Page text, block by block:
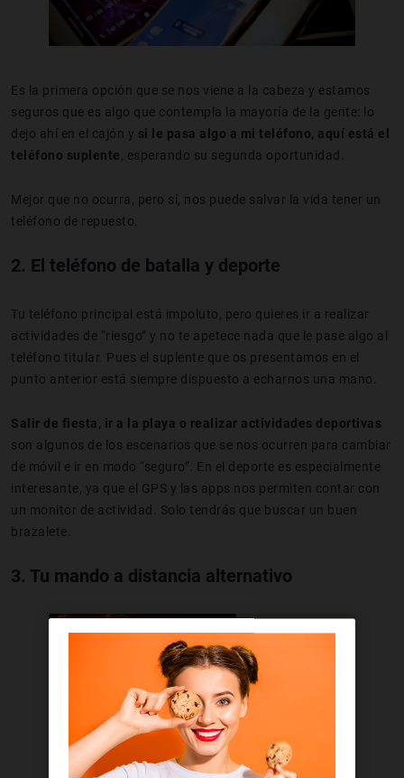
Es la primera opción que se nos viene a la cabeza y estamos
seguros que es algo que contempla la mayoría de la gente: lo
dejo ahí en el cajón y si le pasa algo a mi teléfono, aquí está el
teléfono suplente , esperando su segunda oportunidad.
Mejor que no ocurra, pero sí, nos puede salvar la vida tener un
teléfono de repuesto.
2. El teléfono de batalla y deporte
Tu teléfono principal está impoluto, pero quieres ir a realizar
actividades de “riesgo” y no te apetece nada que le pase algo al
teléfono titular. Pues el suplente que os presentamos en el
punto anterior está siempre dispuesto a echarnos una mano.
Salir de fiesta, ir a la playa o realizar actividades deportivas
son algunos de los escenarios que se nos ocurren para cambiar
de móvil e ir en modo “seguro”. En el deporte es especialmente
interesante, ya que el GPS y las apps nos permiten contar con
un monitor de actividad. Solo tendrás que buscar un buen
brazalete.
3. Tu mando a distancia alternativo